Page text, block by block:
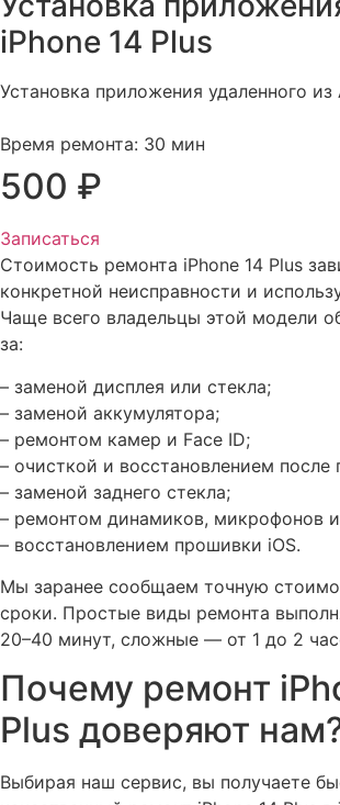
iPhone 14 Plus​
Установка приложения удаленного из
Время ремонта: 30 мин
500 ₽
Записаться
Стоимость ремонта iPhone 14 Plus
конкретной неисправности и
Чаще всего владельцы этой модели
за:
– заменой дисплея или стекла;
– заменой аккумулятора;
– ремонтом камер и Face ID;
– очисткой и восстановлением после
– заменой заднего стекла;
– ремонтом динамиков, микрофонов
– восстановлением прошивки iOS.
Мы заранее сообщаем точную
сроки. Простые виды ремонта
20–40 минут, сложные — от 1 до 2
Почему ремонт
Plus доверяют
Выбирая наш сервис, вы получаете